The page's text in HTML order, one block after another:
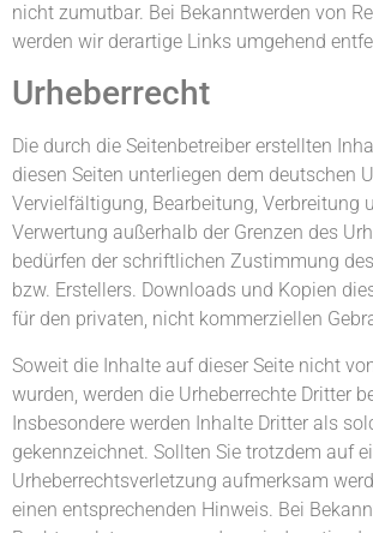
nicht zumutbar. Bei Bekanntwerden von
werden wir derartige Links umgehend
Urheberrecht
Die durch die Seitenbetreiber erstellten
diesen Seiten unterliegen dem deutschen
Vervielfältigung, Bearbeitung, Verbreitung
Verwertung außerhalb der Grenzen des
bedürfen der schriftlichen Zustimmung
bzw. Erstellers. Downloads und Kopien
für den privaten, nicht kommerziellen
Soweit die Inhalte auf dieser Seite nicht
wurden, werden die Urheberrechte Dritter
Insbesondere werden Inhalte Dritter als
gekennzeichnet. Sollten Sie trotzdem auf
Urheberrechtsverletzung aufmerksam
einen entsprechenden Hinweis. Bei